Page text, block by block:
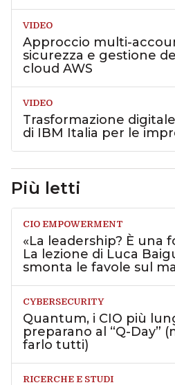
VIDEO
Approccio multi-
sicurezza e gestione
cloud AWS
VIDEO
Trasformazione
di IBM Italia per le
Più letti
CIO EMPOWERMENT
«La leadership? È una
La lezione di Luca
smonta le favole sul
CYBERSECURITY
Quantum, i CIO più
preparano al “Q-Day”
farlo tutti)
RICERCHE E STUDI